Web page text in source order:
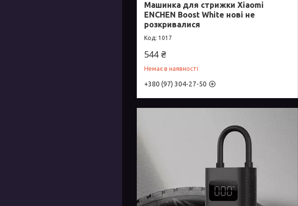
Машинка для стрижки Xiaomi
ENCHEN Boost White нові не
розкривалися
1017
544 ₴
Немає в наявності
+380 (97) 304-27-50